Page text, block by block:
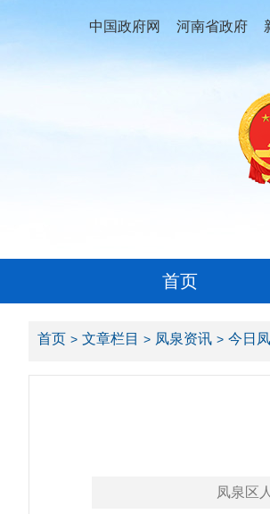
中国政府网 河南省政府
首页
首页 文章栏目 凤泉资讯 今日
凤泉区